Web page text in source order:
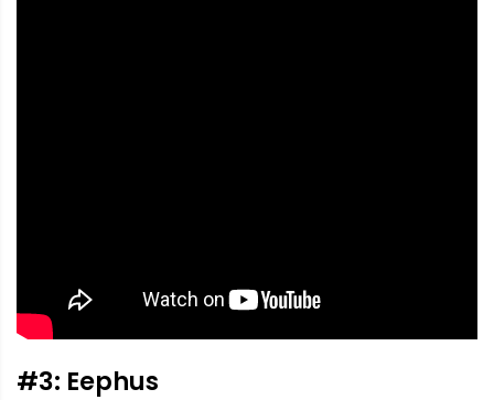
#3: Eephus